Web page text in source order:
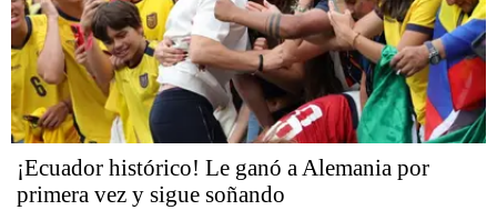
¡Ecuador histórico! Le ganó a Alemania por
primera vez y sigue soñando